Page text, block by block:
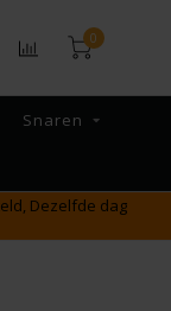
0
Snaren
Dezelfde dag